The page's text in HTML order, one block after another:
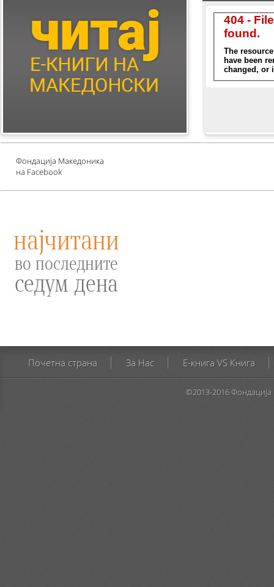
Колумни
Children's Literature
Млади автори
Е-книги за едукација
против зависности и
Фондација Македоника
на Facebook
најчитани
во последните
седум дена
Почетна страна За Нас E-книга VS Книга
©2013-2016